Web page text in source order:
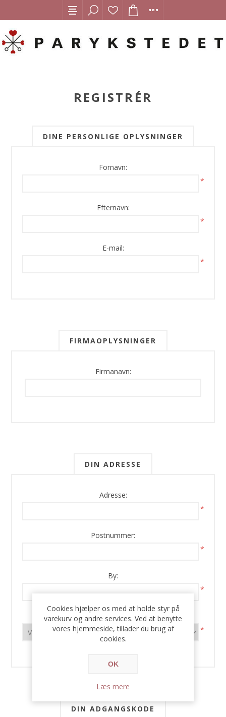
REGISTRÉR
DINE PERSONLIGE OPLYSNINGER
Fornavn:
*
Efternavn:
*
E-mail:
*
FIRMAOPLYSNINGER
Firmanavn:
DIN ADRESSE
Adresse:
*
Postnummer:
*
By:
*
Land:
*
DIN ADGANGSKODE
Cookies hjælper os med at holde styr på
varekurv og andre services. Ved at benytte
vores hjemmeside, tillader du brug af
cookies.
OK
Læs mere